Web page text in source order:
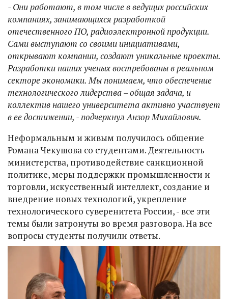
- Они работают, в том числе в ведущих российских
компаниях, занимающихся разработкой
отечественного ПО, радиоэлектронной продукции.
Сами выступают со своими инициативами,
открывают компании, создают уникальные проекты.
Разработки наших ученых востребованы в реальном
секторе экономики. Мы понимаем, что обеспечение
технологического лидерства – общая задача, и
коллектив нашего университета активно участвует
в ее достижении, - подчеркнул Анзор Михайлович.
Неформальным и живым получилось общение
Романа Чекушова со студентами. Деятельность
министерства, противодействие санкционной
политике, меры поддержки промышленности и
торговли, искусственный интеллект, создание и
внедрение новых технологий, укрепление
технологического суверенитета России, - все эти
темы были затронуты во время разговора. На все
вопросы студенты получили ответы.